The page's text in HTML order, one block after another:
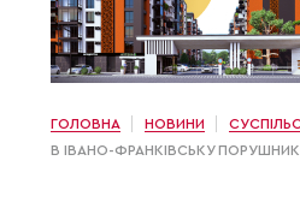
ГОЛОВНА НОВИНИ
В ІВАНО-ФРАНКІВСЬКУ